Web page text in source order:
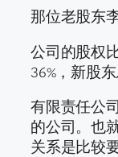
那位老股东
公司的股权
36%，新股
有限责任公
的公司。也
关系是比较